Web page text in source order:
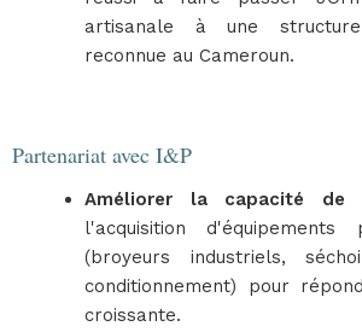
artisanale à une structure
reconnue au Cameroun.
Partenariat avec I&P
Améliorer la capacité de
l'acquisition d'équipements
(broyeurs industriels,
conditionnement) pour
croissante.